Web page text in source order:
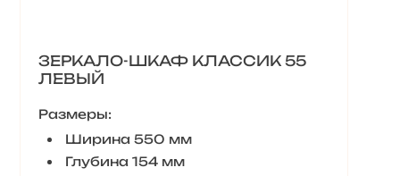
ЗЕРКАЛО-ШКАФ КЛАССИК 55
ЛЕВЫЙ
Размеры:
Ширина 550 мм
Глубина 154 мм